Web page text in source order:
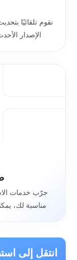
نقوم تلقائيًا
الإصدار
جرّب خدمات
مناسبة لك، يمكنك